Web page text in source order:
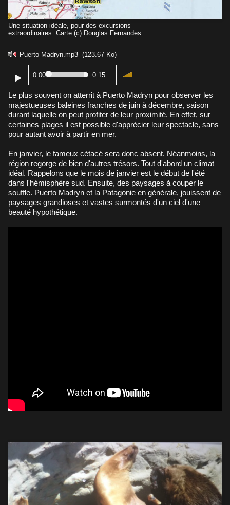
Une situation idéale, pour des excursions
extraordinaires. Carte (c) Douglas Fernandes
Puerto Madryn.mp3 (123.67 Ko)
0:00 0:15
Le plus souvent on atterrit à Puerto Madryn pour observer les
majestueuses baleines franches de juin à décembre, saison
durant laquelle on peut profiter de leur proximité. En effet, sur
certaines plages il est possible d'apprécier leur spectacle, sans
pour autant avoir à partir en mer.
En janvier, le fameux cétacé sera donc absent. Néanmoins, la
région regorge de bien d'autres trésors. Tout d'abord un climat
idéal. Rappelons que le mois de janvier est le début de l'été
dans l'hémisphère sud. Ensuite, des paysages à couper le
souffle. Puerto Madryn et la Patagonie en générale, jouissent de
paysages grandioses et vastes surmontés d'un ciel d'une
beauté hypothétique.